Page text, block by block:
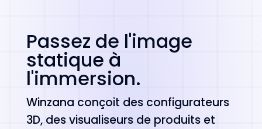
Passez de l'image
statique à
l'immersion.
Winzana conçoit des configurateurs
3D, des visualiseurs de produits et